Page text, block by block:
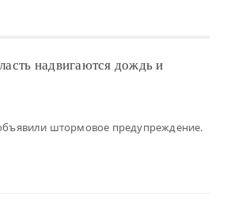
надвигаются дождь и
штормовое предупреждение.